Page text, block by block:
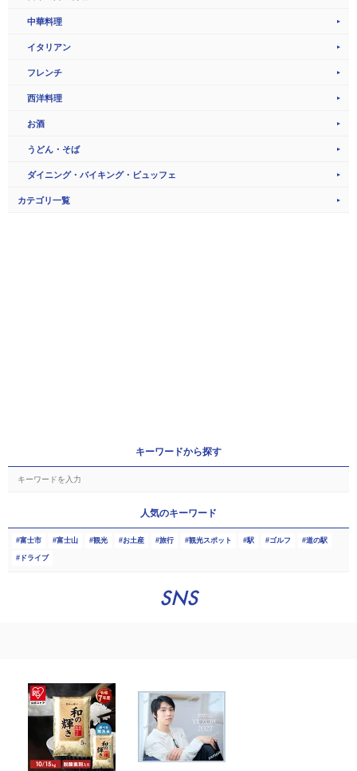
中華料理
イタリアン
フレンチ
西洋料理
お酒
うどん・そば
ダイニング・バイキング・ビュッフェ
カテゴリ一覧
キーワードから探す
人気のキーワード
富士市 富士山 観光 お土産 旅行 観光スポット 駅 ゴルフ 道の駅
ドライブ
SNS